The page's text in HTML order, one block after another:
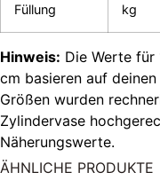
Füllung
kg
Hinweis: Die Werte
cm basieren auf
Größen wurden
Zylindervase
Näherungswerte.
ÄHNLICHE PRODUKTE